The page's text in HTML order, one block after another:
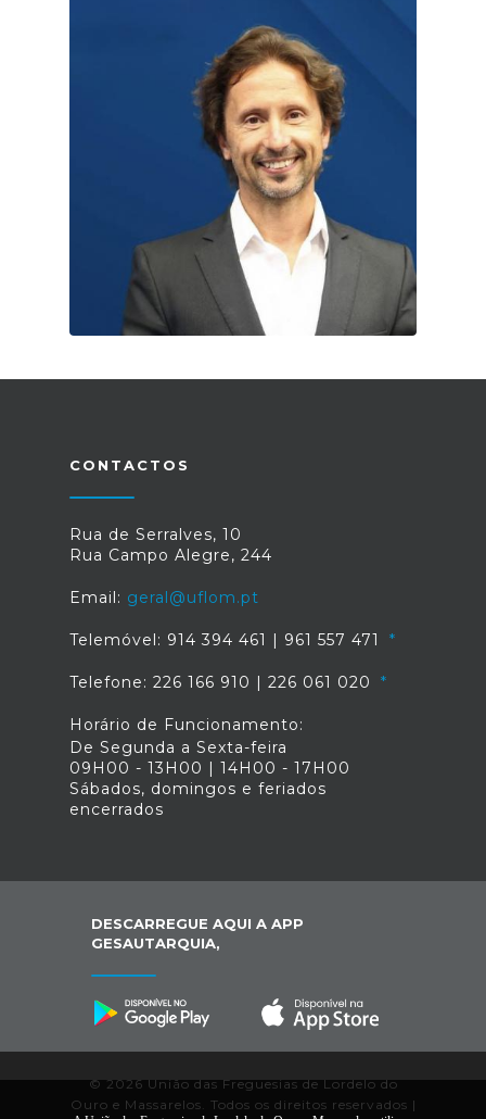
CONTACTOS
Rua de Serralves, 10
Rua Campo Alegre, 244
Email: geral@uflom.pt
Telemóvel: 914 394 461 | 961 557 471
Telefone: 226 166 910 | 226 061 020
Horário de Funcionamento:
De Segunda a Sexta-feira
09H00 - 13H00 | 14H00 - 17H00
Sábados, domingos e feriados
encerrados
DESCARREGUE AQUI A APP
GESAUTARQUIA,
© 2026 União das Freguesias de Lordelo do
Ouro e Massarelos. Todos os direitos reservados |